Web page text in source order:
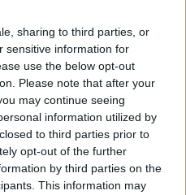
sharing to third parties, or
sensitive information for
use the below opt-out
Please note that after your
may continue seeing
information utilized by
to third parties prior to
opt-out of the further
by third parties on the
This information may
απαντάει
για την
βίας